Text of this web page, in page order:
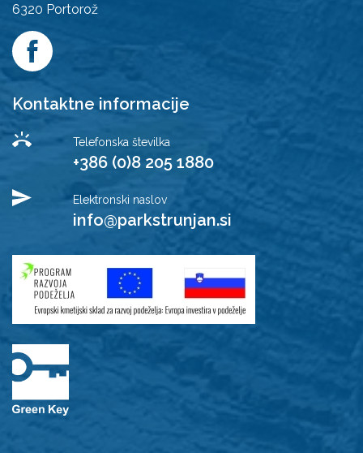
6320 Portorož
Kontaktne informacije
Telefonska številka
+386 (0)8 205 1880
Elektronski naslov
info@parkstrunjan.si